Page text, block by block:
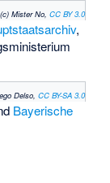
(c) Mister No, CC BY 3.0
,
Delso, CC BY-SA 3.0
Bayerische